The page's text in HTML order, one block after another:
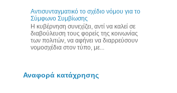
Αντισυνταγματικό το σχέδιο νόμου για το
Σύμφωνο Συμβίωσης
Η κυβέρνηση συνεχίζει, αντί να καλεί σε
διαβούλευση τους φορείς της κοινωνίας
των πολιτών, να αφήνει να διαρρεύσουν
νομοσχέδια στον τύπο, με...
Αναφορά κατάχρησης